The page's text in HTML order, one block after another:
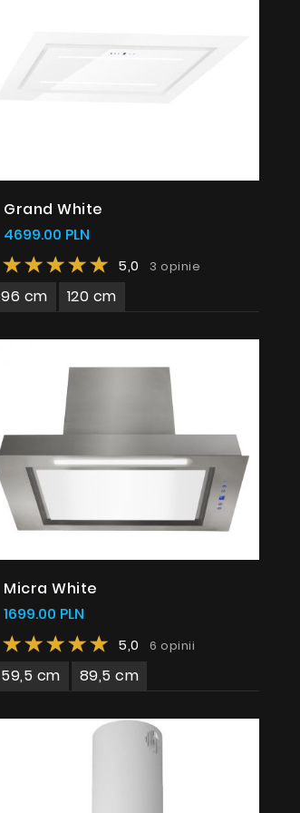
Grand White
4699.00 PLN
5,0 3 opinie
96 cm 120 cm
Micra White
1699.00 PLN
5,0 6 opinii
59,5 cm 89,5 cm